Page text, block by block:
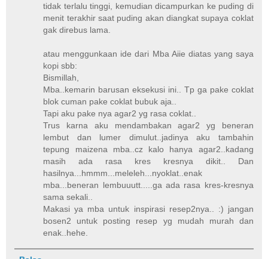
tidak terlalu tinggi, kemudian dicampurkan ke puding di
menit terakhir saat puding akan diangkat supaya coklat
gak direbus lama.
atau menggunkaan ide dari Mba Aiie diatas yang saya
kopi sbb:
Bismillah,
Mba..kemarin barusan eksekusi ini.. Tp ga pake coklat
blok cuman pake coklat bubuk aja..
Tapi aku pake nya agar2 yg rasa coklat..
Trus karna aku mendambakan agar2 yg beneran
lembut dan lumer dimulut..jadinya aku tambahin
tepung maizena mba..cz kalo hanya agar2..kadang
masih ada rasa kres kresnya dikit.. Dan
hasilnya...hmmm...meleleh...nyoklat..enak
mba...beneran lembuuutt.....ga ada rasa kres-kresnya
sama sekali..
Makasi ya mba untuk inspirasi resep2nya.. :) jangan
bosen2 untuk posting resep yg mudah murah dan
enak..hehe.